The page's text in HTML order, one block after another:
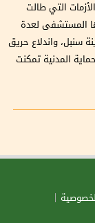
التي طالت
المستشفى لعدة
سنبل، واندلاع حريق
المدنية تمكنت